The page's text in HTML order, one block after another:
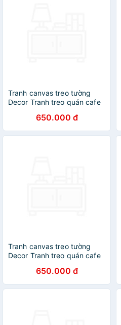
Tranh canvas treo tường
Decor Tranh treo quán cafe
650.000 đ
Tranh canvas treo tường
Decor Tranh treo quán cafe
650.000 đ